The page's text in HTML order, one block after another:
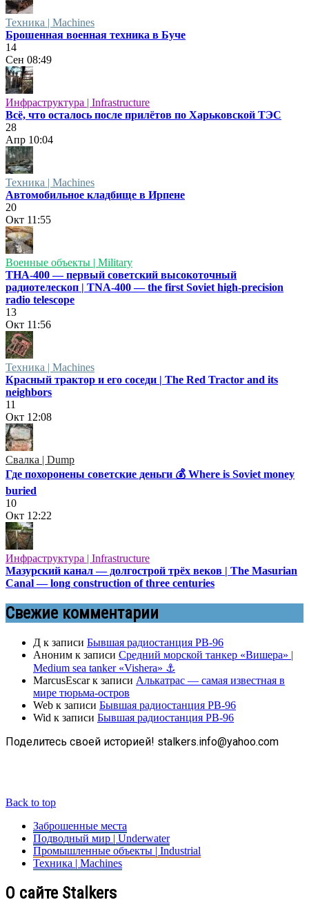
Техника | Machines
Брошенная военная техника в Буче
14
Сен 08:49
Инфраструктура | Infrastructure
Всё, что осталось после прилётов по Харьковской ТЭС
28
Апр 10:04
Техника | Machines
Автомобильное кладбище в Ирпене
20
Окт 11:55
Военные объекты | Military
ТНА-400 — первый советский высокоточный
радиотелескоп | TNA-400 — the first Soviet high-precision
radio telescope
13
Окт 11:56
Техника | Machines
Красный трактор и его соседи | The Red Tractor and its
neighbors
11
Окт 12:08
Свалка | Dump
Где похоронены советские деньги 💰 Where is Soviet money
buried
10
Окт 12:22
Инфраструктура | Infrastructure
Мазурский канал — долгострой трёх веков | The Masurian
Canal — long construction of three centuries
Свежие комментарии
Д к записи Бывшая радиостанция РВ-96
Аноним к записи Средний морской танкер «Вишера» |
Medium sea tanker «Vishera» ⚓
MarcusEscarк записи Алькатрас — самая известная в
мире тюрьма-остров
Web к записи Бывшая радиостанция РВ-96
Wid к записи Бывшая радиостанция РВ-96
Поделитесь своей историей! stalkers.info@yahoo.com
Back to top
Заброшенные места
Подводный мир | Underwater
Промышленные объекты | Industrial
Техника | Machines
О сайте Stalkers